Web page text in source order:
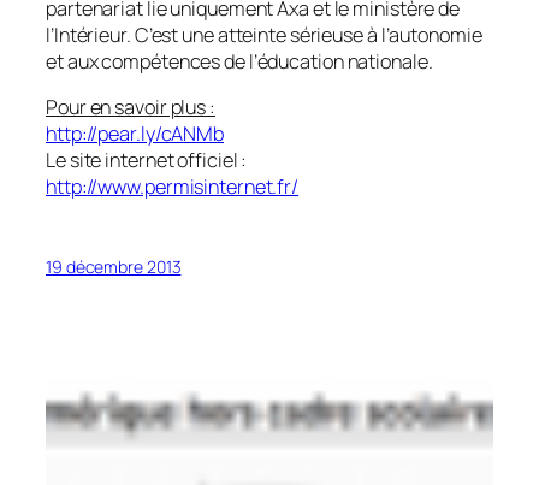
partenariat lie uniquement Axa et le ministère de
l’Intérieur. C’est une atteinte sérieuse à l’autonomie
et aux compétences de l’éducation nationale.
Pour en savoir plus :
http://pear.ly/cANMb
Le site internet officiel :
http://www.permisinternet.fr/
19 décembre 2013